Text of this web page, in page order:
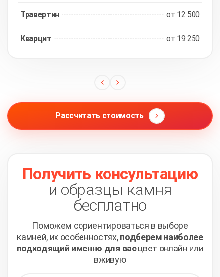
Травертин от 12 500
Кварцит от 19 250
Рассчитать стоимость
Получить консультацию
и образцы камня
бесплатно
Поможем сориентироваться в выборе
камней, их особенностях,подберем наиболее
подходящий именно для васцвет онлайн или
вживую